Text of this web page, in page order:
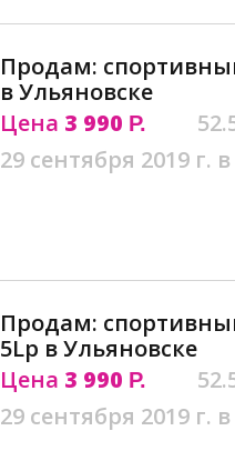
Продам:
в Ульяновске
Цена 3 990 Р.
29 сентября 2019 г.
Продам:
5Lр в Ульяновске
Цена 3 990 Р.
29 сентября 2019 г.